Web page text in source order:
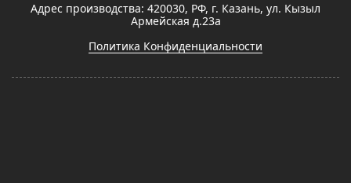
Адрес производства: 420030, РФ, г. Казань, ул. Кызыл
Армейская д.23а
Политика Конфиденциальности